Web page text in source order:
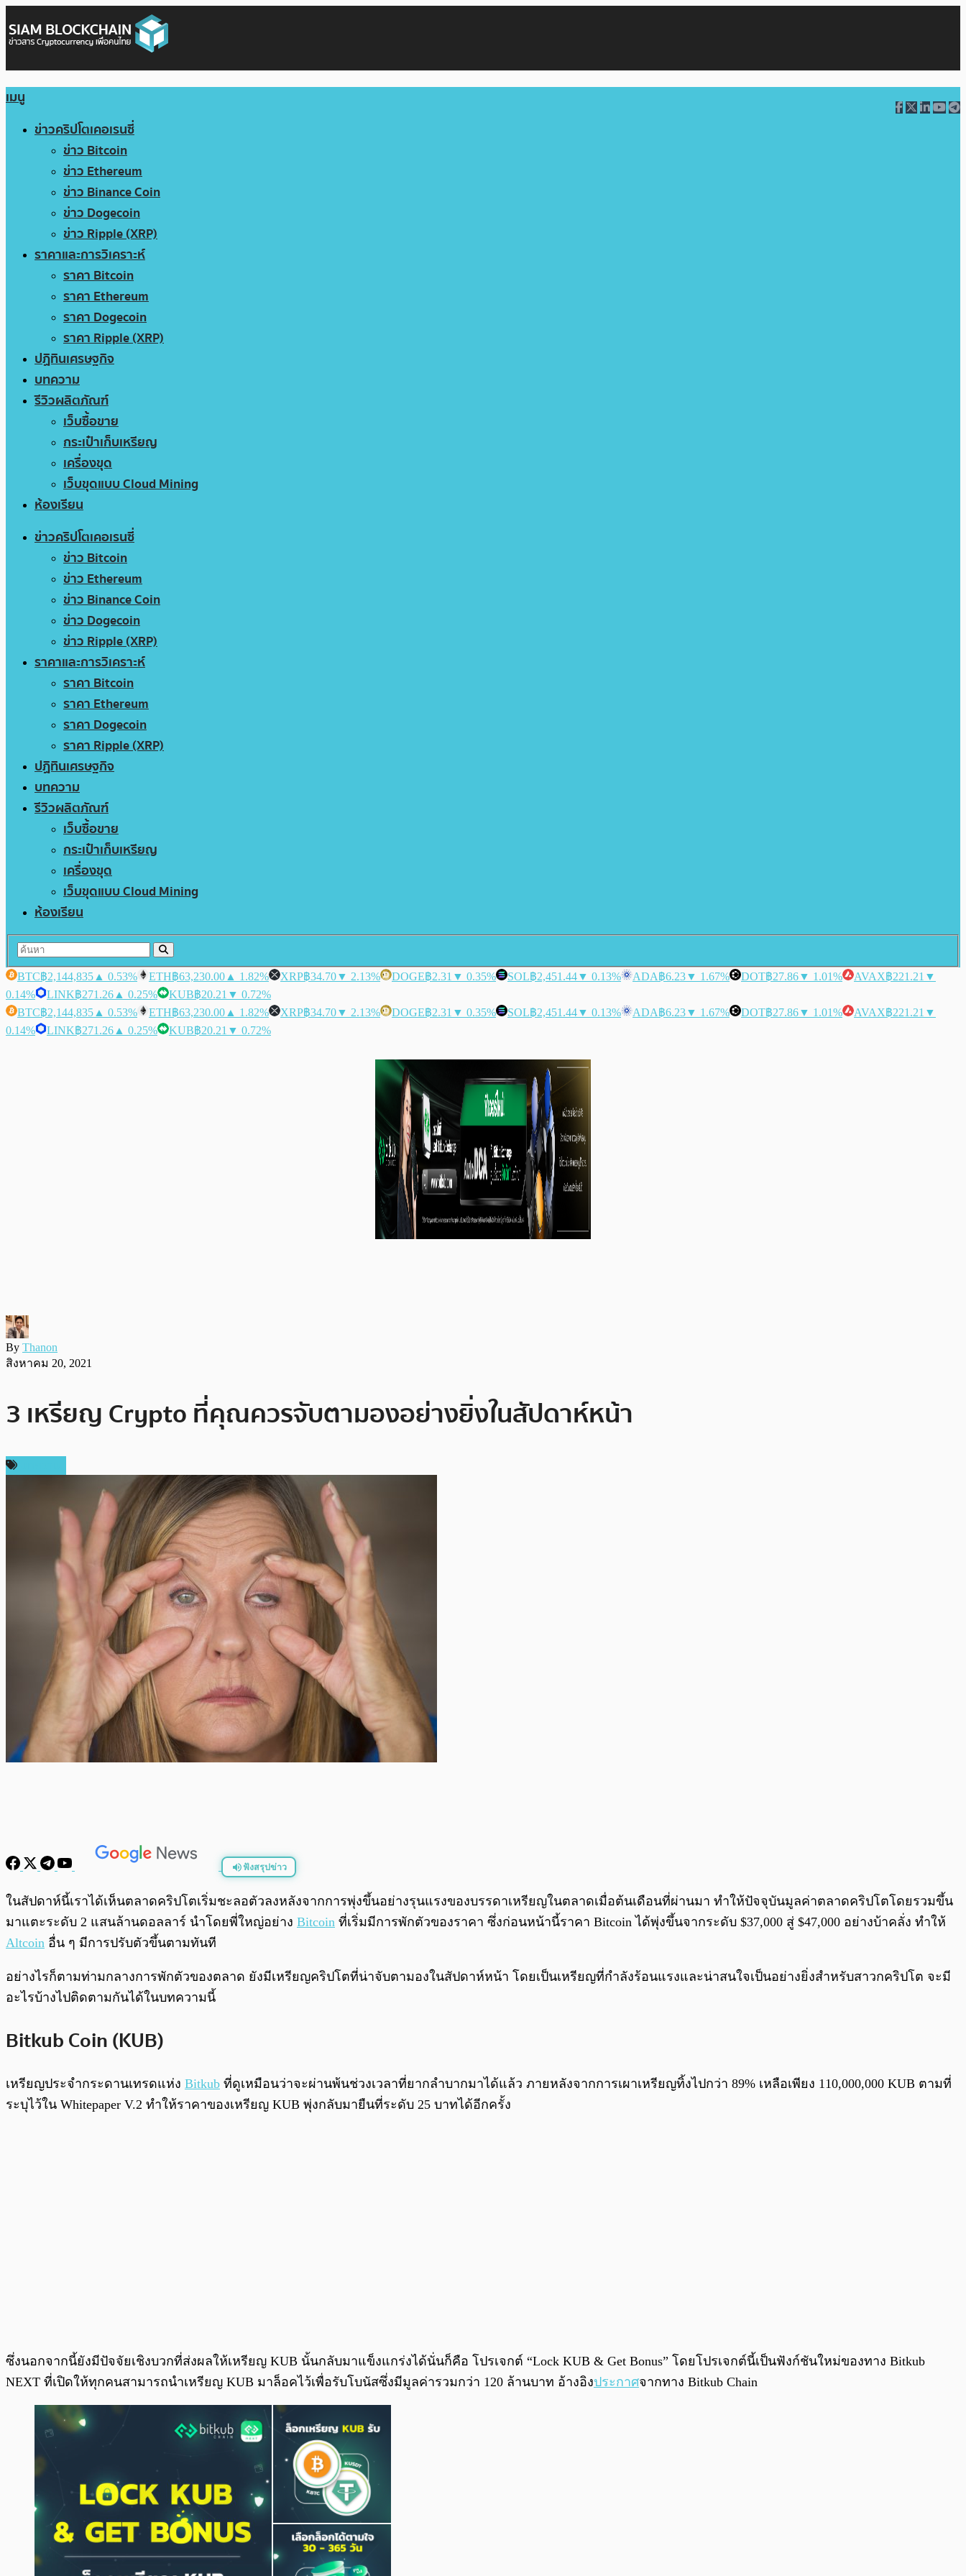
เมนู
ข่าวคริปโตเคอเรนซี่
ข่าว Bitcoin
ข่าว Ethereum
ข่าว Binance Coin
ข่าว Dogecoin
ข่าว Ripple (XRP)
ราคาและการวิเคราะห์
ราคา Bitcoin
ราคา Ethereum
ราคา Dogecoin
ราคา Ripple (XRP)
ปฏิทินเศรษฐกิจ
บทความ
รีวิวผลิตภัณฑ์
เว็บซื้อขาย
กระเป๋าเก็บเหรียญ
เครื่องขุด
เว็บขุดแบบ Cloud Mining
ห้องเรียน
ข่าวคริปโตเคอเรนซี่
ข่าว Bitcoin
ข่าว Ethereum
ข่าว Binance Coin
ข่าว Dogecoin
ข่าว Ripple (XRP)
ราคาและการวิเคราะห์
ราคา Bitcoin
ราคา Ethereum
ราคา Dogecoin
ราคา Ripple (XRP)
ปฏิทินเศรษฐกิจ
บทความ
รีวิวผลิตภัณฑ์
เว็บซื้อขาย
กระเป๋าเก็บเหรียญ
เครื่องขุด
เว็บขุดแบบ Cloud Mining
ห้องเรียน
BTC฿2,144,835 ▲ 0.53% ETH฿63,230.00 ▲ 1.82% XRP฿34.70▼ 2.13% DOGE฿2.31 ▼ 0.35% SOL฿2,451.44▼ 0.13% ADA฿6.23▼ 1.67% DOT฿27.86▼ 1.01% AVAX฿221.21 ▼
0.14%
LINK฿271.26 ▲ 0.25% KUB฿20.21 ▼ 0.72%
BTC฿2,144,835 ▲ 0.53% ETH฿63,230.00 ▲ 1.82% XRP฿34.70▼ 2.13% DOGE฿2.31 ▼ 0.35% SOL฿2,451.44▼ 0.13% ADA฿6.23▼ 1.67% DOT฿27.86▼ 1.01% AVAX฿221.21 ▼
0.14%
LINK฿271.26 ▲ 0.25% KUB฿20.21 ▼ 0.72%
By Thanon
สิงหาคม 20, 2021
3 เหรียญ Crypto ที่คุณควรจับตามองอย่างยิ่งในสัปดาห์หน้า
ฟังสรุปข่าว
พร้อมเล่น 0:00 /0:00
ในสัปดาห์นี้เราได้เห็นตลาดคริปโตเริ่มชะลอตัวลงหลังจากการพุ่งขึ้นอย่างรุนแรงของบรรดาเหรียญในตลาดเมื่อต้นเดือนที่ผ่านมา ทำให้ปัจจุบันมูลค่าตลาดคริปโตโดยรวมขึ้น
มาแตะระดับ 2 แสนล้านดอลลาร์ นำโดยพี่ใหญ่อย่าง Bitcoin ที่เริ่มมีการพักตัวของราคา ซึ่งก่อนหน้านี้ราคา Bitcoin ได้พุ่งขึ้นจากระดับ $37,000 สู่ $47,000 อย่างบ้าคลั่ง ทำให้
Altcoin อื่น ๆ มีการปรับตัวขึ้นตามทันที
อย่างไรก็ตามท่ามกลางการพักตัวของตลาด ยังมีเหรียญคริปโตที่น่าจับตามองในสัปดาห์หน้า โดยเป็นเหรียญที่กำลังร้อนแรงและน่าสนใจเป็นอย่างยิ่งสำหรับสาวกคริปโต จะมี
อะไรบ้างไปติดตามกันได้ในบทความนี้
Bitkub Coin (KUB)
เหรียญประจำกระดานเทรดแห่ง Bitkub ที่ดูเหมือนว่าจะผ่านพ้นช่วงเวลาที่ยากลำบากมาได้แล้ว ภายหลังจากการเผาเหรียญทิ้งไปกว่า 89% เหลือเพียง 110,000,000 KUB ตามที่
ระบุไว้ใน Whitepaper V.2 ทำให้ราคาของเหรียญ KUB พุ่งกลับมายืนที่ระดับ 25 บาทได้อีกครั้ง
ซึ่งนอกจากนี้ยังมีปัจจัยเชิงบวกที่ส่งผลให้เหรียญ KUB นั้นกลับมาแข็งแกร่งได้นั่นก็คือ โปรเจกต์ “Lock KUB & Get Bonus” โดยโปรเจกต์นี้เป็นฟังก์ชันใหม่ของทาง Bitkub
NEXT ที่เปิดให้ทุกคนสามารถนำเหรียญ KUB มาล็อคไว้เพื่อรับโบนัสซึ่งมีมูลค่ารวมกว่า 120 ล้านบาท อ้างอิงประกาศจากทาง Bitkub Chain